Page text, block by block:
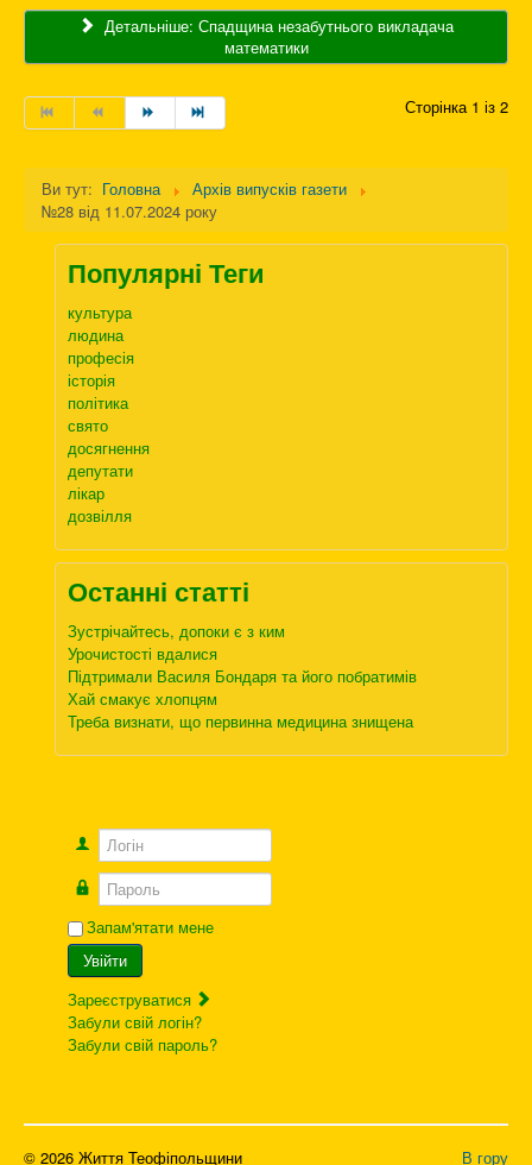
Детальніше: Спадщина незабутнього викладача
математики
Сторінка 1 із 2
Ви тут: Головна
Архів випусків газети
№28 від 11.07.2024 року
Популярні Теги
культура
людина
професія
історія
політика
свято
досягнення
депутати
лікар
дозвілля
Останні статті
Зустрічайтесь, допоки є з ким
Урочистості вдалися
Підтримали Василя Бондаря та його побратимів
Хай смакує хлопцям
Треба визнати, що первинна медицина знищена
Логін
Пароль
Запам'ятати мене
Увійти
Зареєструватися
Забули свій логін?
Забули свій пароль?
В гору
© 2026 Життя Теофіпольщини